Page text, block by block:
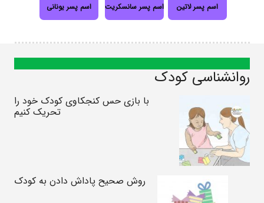
اسم پسر لاتین اسم پسر سانسکریت اسم پسر یونانی
روانشناسی کودک
با بازی حس کنجکاوی کودک خود را
تحریک کنیم
روش صحیح پاداش دادن به کودک